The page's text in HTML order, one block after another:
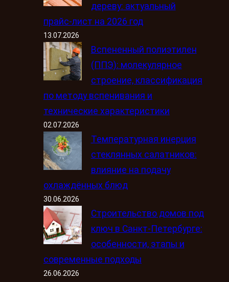
дереву: актуальный
прайс-лист на 2026 год
13.07.2026
Вспененный полиэтилен
(ППЭ): молекулярное
строение, классификация
по методу вспенивания и
технические характеристики
02.07.2026
Температурная инерция
стеклянных салатников:
влияние на подачу
охлаждённых блюд
30.06.2026
Строительство домов под
ключ в Санкт-Петербурге:
особенности, этапы и
современные подходы
26.06.2026